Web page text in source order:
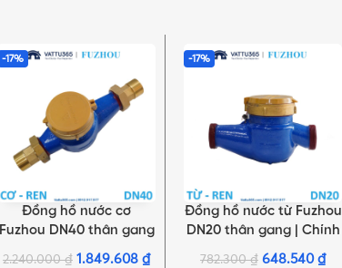
-17%
THÊM VÀO GIỎ HÀNG
Đồng hồ nước cơ
Fuzhou DN40 thân gang
| Chính hãng
2.240.000₫ 1.849.608 ₫
-17%
THÊM VÀO GIỎ HÀNG
Đồng hồ nước từ Fuzhou
DN20 thân gang | Chính
hãng
782.300₫ 648.540 ₫